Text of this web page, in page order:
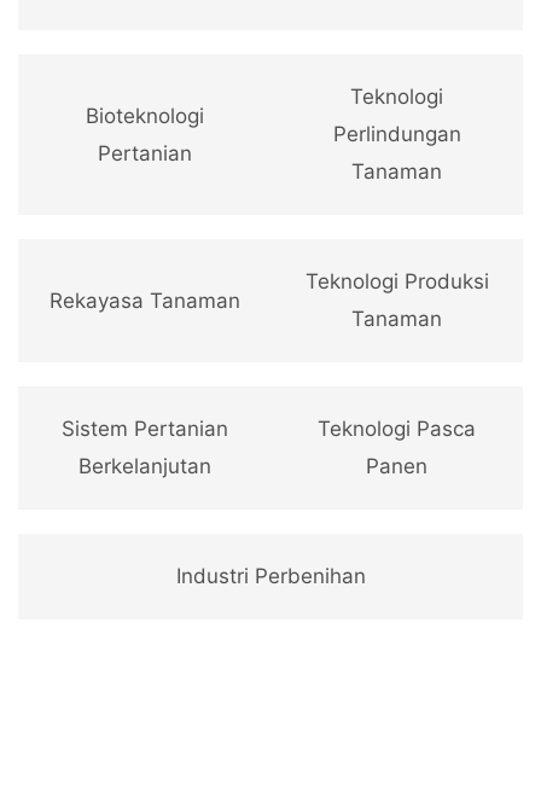
Bioteknologi
Pertanian
Teknologi
Perlindungan
Tanaman
Rekayasa Tanaman
Teknologi Produksi
Tanaman
Sistem Pertanian
Berkelanjutan
Teknologi Pasca
Panen
Industri Perbenihan